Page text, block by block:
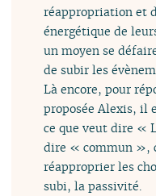
réappropriation et
énergétique de
un moyen se
de subir les
Là encore, pour
proposée Alexis, il
ce que veut dire «
dire « commun »,
réapproprier les
subi, la passivité.